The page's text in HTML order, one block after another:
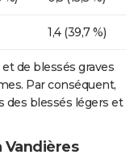
1,4 (39,7 %)
de blessés graves
Par conséquent,
des blessés légers et